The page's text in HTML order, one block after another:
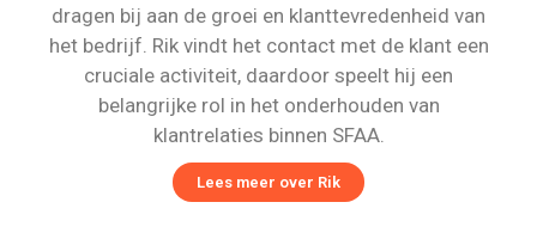
dragen bij aan de groei en klanttevredenheid van
het bedrijf. Rik vindt het contact met de klant een
cruciale activiteit, daardoor speelt hij een
belangrijke rol in het onderhouden van
klantrelaties binnen SFAA.
Lees meer over Rik